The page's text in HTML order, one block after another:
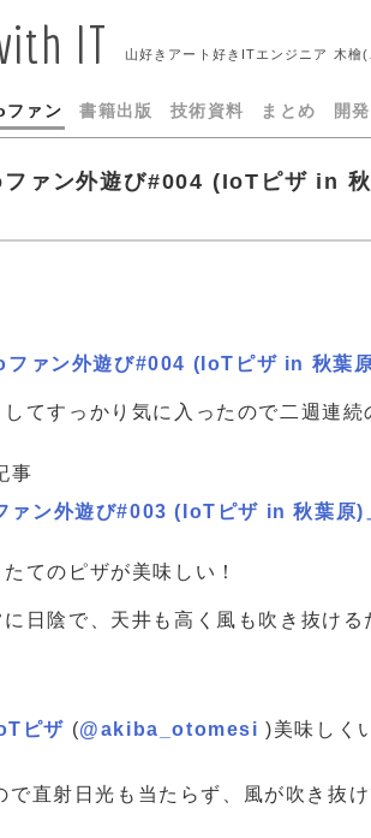
IT 山好きアート好きITエンジニア 木檜
ァン 書籍出版 技術資料 まとめ 開
ァン外遊び#004 (IoTピザ in
ァン外遊び#004 (IoTピザ in 秋葉
てすっかり気に入ったので二週連続
事
ァン外遊び#003 (IoTピザ in 秋葉原)
てのピザが美味しい！
日陰で、天井も高く風も吹き抜け
ピザ (@akiba_otomesi )美味しく
で直射日光も当たらず、風が吹き抜